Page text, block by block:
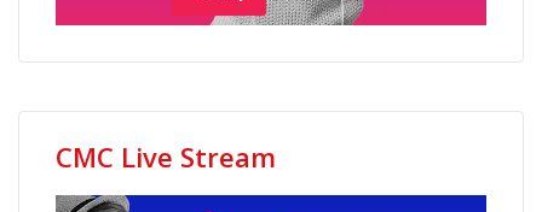
CMC Live Stream